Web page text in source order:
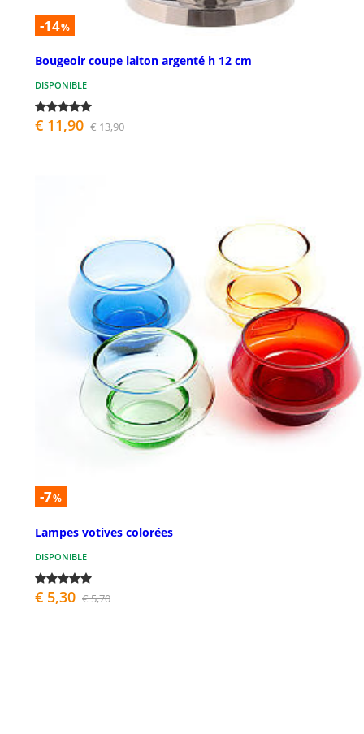
-14%
Bougeoir coupe laiton argenté h 12 cm
DISPONIBLE
€ 11,90 € 13,90
-7%
Lampes votives colorées
DISPONIBLE
€ 5,30 € 5,70